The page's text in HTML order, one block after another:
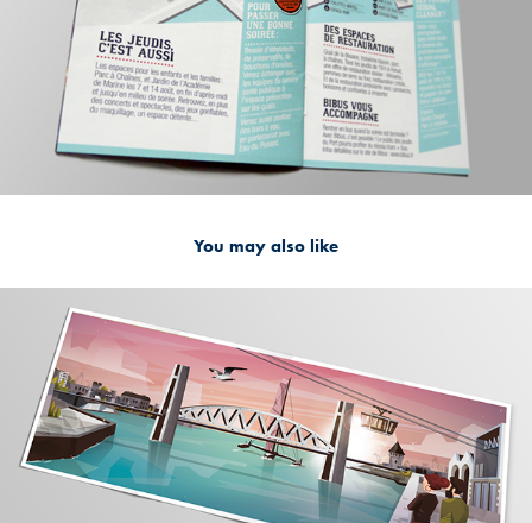
You may also like
2023
OFFICE DE TOURISME